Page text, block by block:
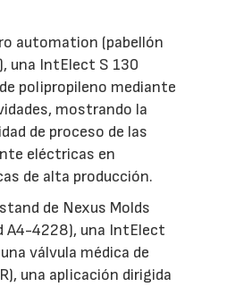
automation (pabellón
una IntElect S 130
polipropileno mediante
mostrando la
de proceso de las
eléctricas en
de alta producción.
de Nexus Molds
A4-4228), una IntElect
válvula médica de
una aplicación dirigida